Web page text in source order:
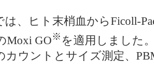
は、ヒト末梢血からFicoll-
Moxi GO※を適用しました
カウントとサイズ測定、